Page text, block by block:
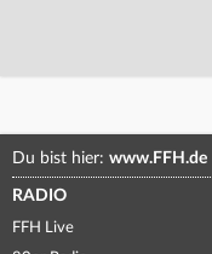
Du bist hier: www.FFH.de
RADIO
FFH Live